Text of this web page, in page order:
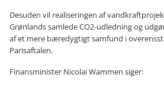
Desuden vil realiseringen af
Grønlands samlede CO2-udledning og
af et mere bæredygtigt samfund i
Parisaftalen.
Finansminister Nicolai Wammen siger: